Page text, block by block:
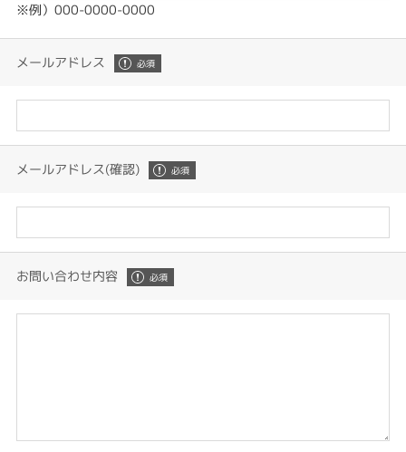
※例）000-0000-0000
メールアドレス
メールアドレス(確認)
お問い合わせ内容